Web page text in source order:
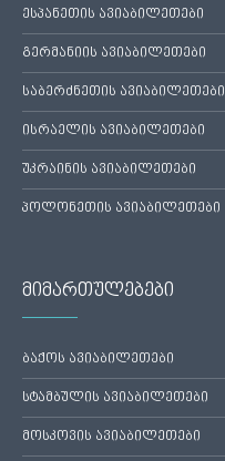
ესპანეთის ავიაბილეთები
გერმანიის ავიაბილეთები
საბერძნეთის ავიაბილეთები
ისრაელის ავიაბილეთები
უკრაინის ავიაბილეთები
პოლონეთის ავიაბილეთები
მიმართულებები
ბაქოს ავიაბილეთები
სტამბულის ავიაბილეთები
მოსკოვის ავიაბილეთები